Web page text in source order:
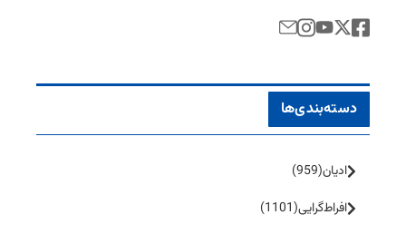
دسته‌بندی‌ها
ادیان(959)
افراط‌گرایی(1101)